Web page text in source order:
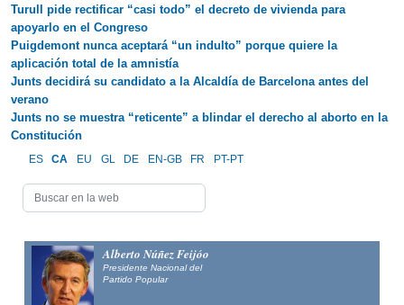
Turull pide rectificar “casi todo” el decreto de vivienda para
apoyarlo en el Congreso
Puigdemont nunca aceptará “un indulto” porque quiere la
aplicación total de la amnistía
Junts decidirá su candidato a la Alcaldía de Barcelona antes del
verano
Junts no se muestra “reticente” a blindar el derecho al aborto en la
Constitución
ES CA EU GL DE EN-GB FR PT-PT
Alberto Núñez Feijóo
Presidente Nacional del
Partido Popular